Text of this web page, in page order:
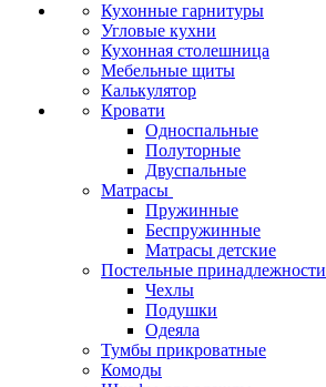
Кухонные гарнитуры
Угловые кухни
Кухонная столешница
Мебельные щиты
Калькулятор
Кровати
Односпальные
Полуторные
Двуспальные
Матрасы
Пружинные
Беспружинные
Матрасы детские
Постельные принадлежности
Чехлы
Подушки
Одеяла
Тумбы прикроватные
Комоды